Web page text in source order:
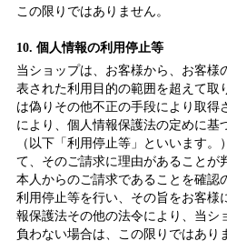
この限りではありません。
10. 個人情報の利用停止等
当ショップは、お客様から、お客様
表された利用目的の範囲を超えて取
は偽りその他不正の手段により取得
により、個人情報保護法の定めに基
（以下「利用停止等」といいます
て、そのご請求に理由があることが
本人からのご請求であることを確認
利用停止等を行い、その旨をお客様
報保護法その他の法令により、当シ
負わない場合は、この限りではあり